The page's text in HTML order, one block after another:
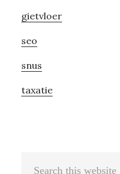
gietvloer
seo
snus
taxatie